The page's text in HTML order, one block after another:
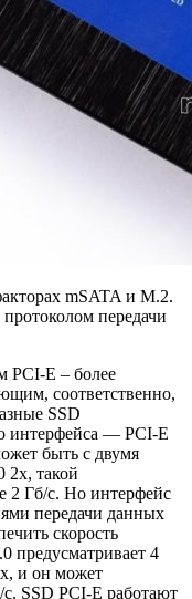
mSATA и M.2.
передачи
PCI-E – более
соответственно,
SSD
интерфейса — PCI-E
быть с двумя
такой
2 Гб/с. Но интерфейс
передачи данных
скорость
предусматривает 4
и он может
SSD PCI-E работают